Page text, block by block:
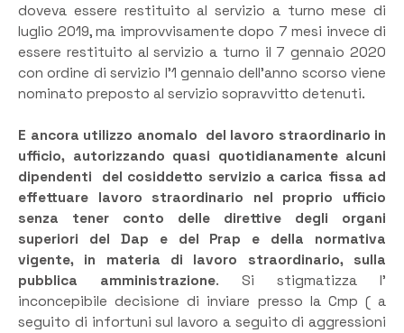
doveva essere restituito al servizio a turno mese di
luglio 2019, ma improvvisamente dopo 7 mesi invece di
essere restituito al servizio a turno il 7 gennaio 2020
con ordine di servizio l’1 gennaio dell’anno scorso viene
nominato preposto al servizio sopravvitto detenuti.
E ancora utilizzo anomalo del lavoro straordinario in
ufficio, autorizzando quasi quotidianamente alcuni
dipendenti del cosiddetto servizio a carica fissa ad
effettuare lavoro straordinario nel proprio ufficio
senza tener conto delle direttive degli organi
superiori del Dap e del Prap e della normativa
vigente, in materia di lavoro straordinario, sulla
pubblica amministrazione. Si stigmatizza l’
inconcepibile decisione di inviare presso la Cmp ( a
seguito di infortuni sul lavoro a seguito di aggressioni